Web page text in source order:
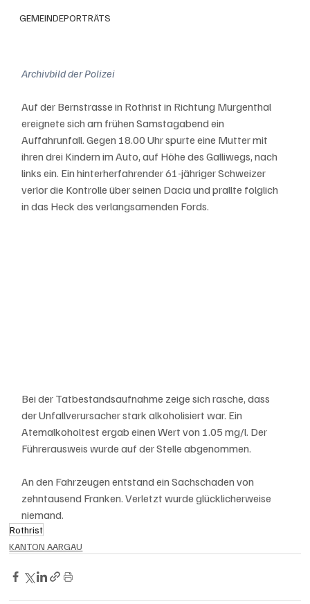
GEMEINDEPORTRÄTS
Archivbild der Polizei
Auf der Bernstrasse in Rothrist in Richtung Murgenthal
ereignete sich am frühen Samstagabend ein
Auffahrunfall. Gegen 18.00 Uhr spurte eine Mutter mit
ihren drei Kindern im Auto, auf Höhe des Galliwegs, nach
links ein. Ein hinterherfahrender 61-jähriger Schweizer
verlor die Kontrolle über seinen Dacia und prallte folglich
in das Heck des verlangsamenden Fords.
Bei der Tatbestandsaufnahme zeige sich rasche, dass
der Unfallverursacher stark alkoholisiert war. Ein
Atemalkoholtest ergab einen Wert von 1.05 mg/l. Der
Führerausweis wurde auf der Stelle abgenommen.
An den Fahrzeugen entstand ein Sachschaden von
zehntausend Franken. Verletzt wurde glücklicherweise
niemand.
Rothrist
KANTON AARGAU